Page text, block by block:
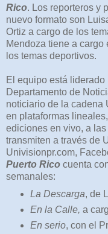
Rico. Los reporteros y
nuevo formato son
Ortiz a cargo de los
Mendoza tiene a cargo
los temas deportivos.
El equipo está liderado
Departamento de
noticiario de la cadena
en plataformas
ediciones en vivo, a
transmiten a través de
Univisionpr.com,
Puerto Rico cuenta
semanales:
La Descarga, de
En la Calle, a
En serio, con el